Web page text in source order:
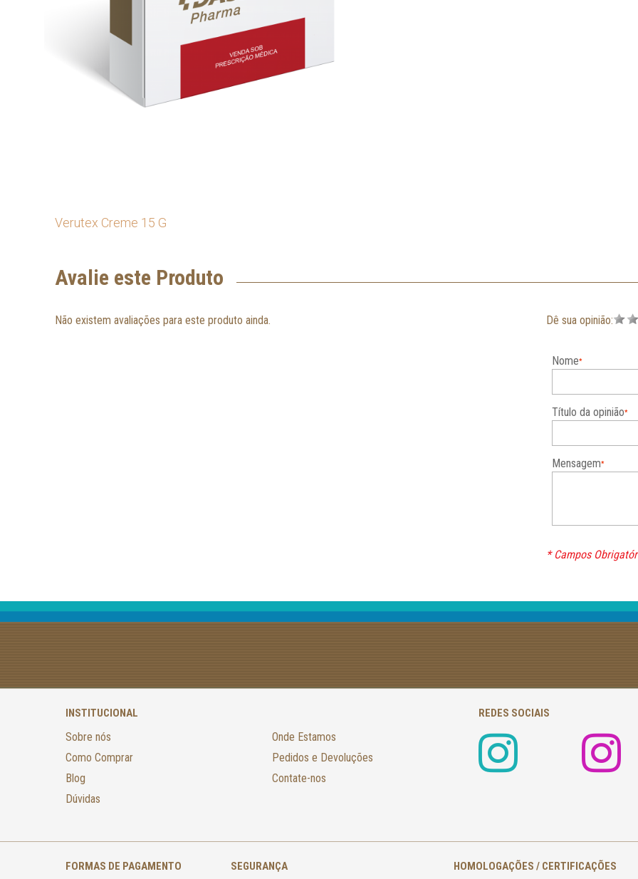
Verutex Creme 15 G
Avalie este Produto
Não existem avaliações para este produto ainda. Dê sua opinião:
Nome
Título da opinião
Mensagem
* Campos
INSTITUCIONAL
Sobre nós
Como Comprar
Blog
Dúvidas
Onde Estamos
Pedidos e Devoluções
Contate-nos
REDES SOCIAIS
FORMAS DE PAGAMENTO SEGURANÇA HOMOLOGAÇÕES / CERTIFICAÇÕES